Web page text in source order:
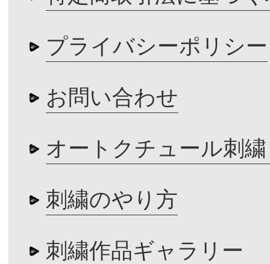
プライバシーポリシー
お問い合わせ
オートクチュール刺
刺繍のやり方
刺繍作品ギャラリー